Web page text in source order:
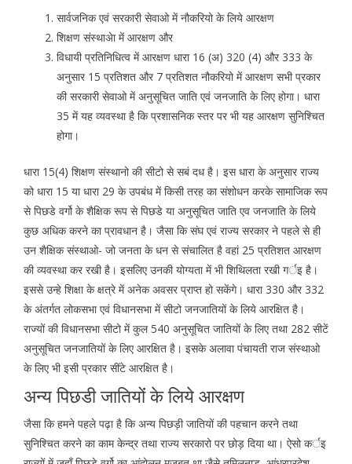
सार्वजनिक एवं सरकारी सेवाओ में नौकरियो के लिये आरक्षण
शिक्षण संस्थाअेा में आरक्षण और
विधायी प्रतिनिधित्व में आरक्षण धारा 16 (अ) 320 (4) और 333 के
अनुसार 15 प्रतिशत और 7 प्रतिशत नौकरियो में आरक्षण सभी प्रकार
की सरकारी सेवाओ में अनुसूचित जाति एवं जनजाति के लिए होगा। धारा
35 में यह व्यवस्था है कि प्रशासनिक स्तर पर भी यह आरक्षण सुनिश्चित
होगा।
धारा 15(4) शिक्षण संस्थानो की सीटो से सबं दध है। इस धारा के अनुसार राज्य
को धारा 15 या धारा 29 के उपबंध में किसी तरह का संशोधन करके सामाजिक रूप
से पिछडे वर्गो के शैक्षिक रूप से पिछडे या अनुसूचित जाति एव जनजाति के लिये
कुछ अधिक करने का प्रावधान है। जैसा कि संघ एवं राज्य सरकार ने पहले से ही
उन शैक्षिक संस्थाओ- जो जनता के धन से संचालित है वहां 25 प्रतिशत आरक्षण
की व्यवस्था कर रखी है। इसलिए उनकी योग्यता में भी शिथिलता रखी गर्इ है।
इससे उन्हे शिक्षा के क्षत्रे में अनेक अवसर प्राप्त हो सकेंगे। धारा 330 और 332
के अंतर्गत लोकसभा एवं विधानसभा में सीटो जनजातियों के लिये आरक्षित है।
राज्यों की विधानसभा सीटो में कुल 540 अनुसूचित जातियों के लिए तथा 282 सीटें
अनुसूचित जनजातियों के लिए आरक्षित है। इसके अलावा पंचायती राज संस्थाओ
के लिए भी इसी प्रकार सींटे आरक्षित है।
अन्य पिछडी जातियोंं के लिये आरक्षण
जैसा कि हमने पहले पढ़ा है कि अन्य पिछड़ी जातियों की पहचान करने तथा
सुनिश्चित करने का काम केन्द्र तथा राज्य सरकारो पर छोड़ दिया था। ऐसो कर्इ